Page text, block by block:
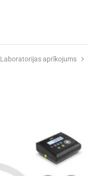
Laboratorijas aprīkojums